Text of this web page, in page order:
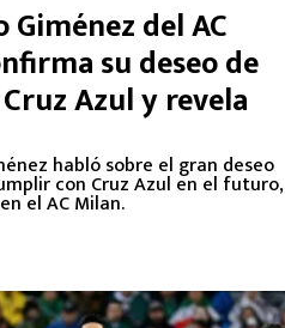
Giménez del AC
su deseo de
Azul y revela
habló sobre el gran deseo
con Cruz Azul en el futuro,
el AC Milan.